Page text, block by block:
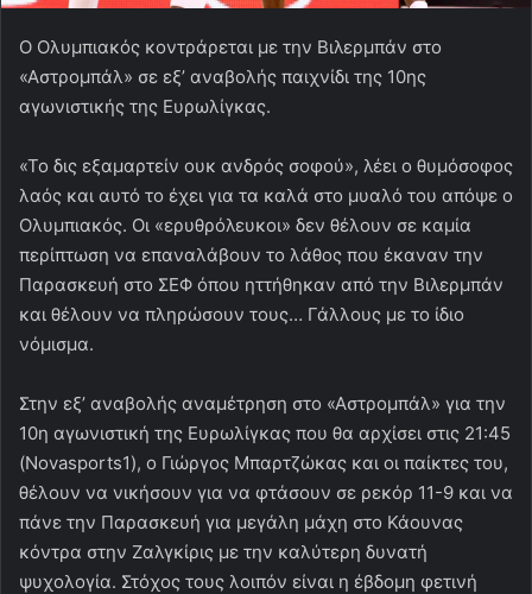
Ο Ολυμπιακός κοντράρεται με την Βιλερμπάν στο
«Αστρομπάλ» σε εξ’ αναβολής παιχνίδι της 10ης
αγωνιστικής της Ευρωλίγκας.
«Το δις εξαμαρτείν ουκ ανδρός σοφού», λέει ο θυμόσοφος
λαός και αυτό το έχει για τα καλά στο μυαλό του απόψε ο
Ολυμπιακός. Οι «ερυθρόλευκοι» δεν θέλουν σε καμία
περίπτωση να επαναλάβουν το λάθος που έκαναν την
Παρασκευή στο ΣΕΦ όπου ηττήθηκαν από την Βιλερμπάν
και θέλουν να πληρώσουν τους… Γάλλους με το ίδιο
νόμισμα.
Στην εξ’ αναβολής αναμέτρηση στο «Αστρομπάλ» για την
10η αγωνιστική της Ευρωλίγκας που θα αρχίσει στις 21:45
(Novasports1), ο Γιώργος Μπαρτζώκας και οι παίκτες του,
θέλουν να νικήσουν για να φτάσουν σε ρεκόρ 11-9 και να
πάνε την Παρασκευή για μεγάλη μάχη στο Κάουνας
κόντρα στην Ζαλγκίρις με την καλύτερη δυνατή
ψυχολογία. Στόχος τους λοιπόν είναι η έβδομη φετινή